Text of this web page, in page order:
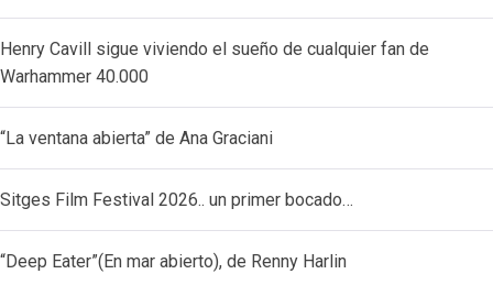
Henry Cavill sigue viviendo el sueño de cualquier fan de
Warhammer 40.000
“La ventana abierta” de Ana Graciani
Sitges Film Festival 2026.. un primer bocado…
“Deep Eater”(En mar abierto), de Renny Harlin